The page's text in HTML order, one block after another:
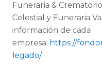
Funeraria &
Celestial y Funeraria
información de cada
empresa: https://
legado/